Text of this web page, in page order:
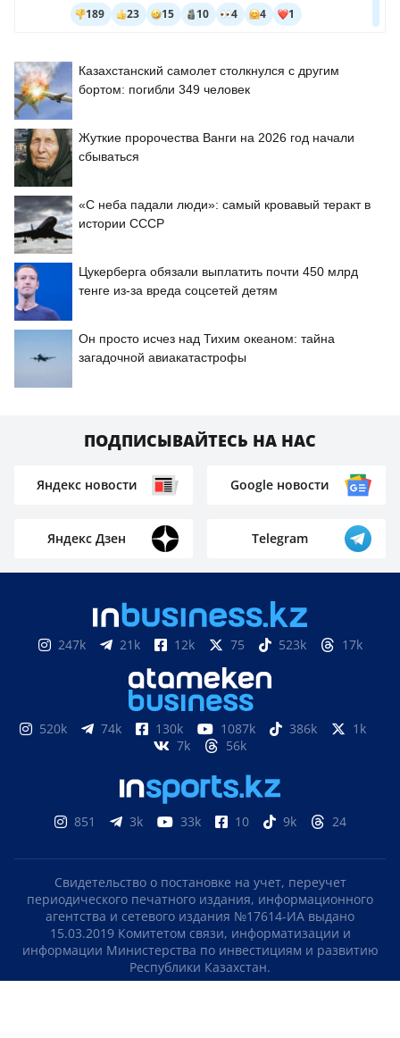
Казахстанский самолет столкнулся с другим
бортом: погибли 349 человек
Жуткие пророчества Ванги на 2026 год начали
сбываться
«С неба падали люди»: самый кровавый теракт в
истории СССР
Цукерберга обязали выплатить почти 450 млрд
тенге из-за вреда соцсетей детям
Он просто исчез над Тихим океаном: тайна
загадочной авиакатастрофы
ПОДПИСЫВАЙТЕСЬ НА НАС
Яндекс новости Google новости
Яндекс Дзен Telegram
247k 21k 12k 75 523k 17k
520k 74k 130k 1087k 386k
1k
7k
56k
851 3k 33k 10 9k 24
Свидетельство о постановке на учет, переучет
периодического печатного издания, информационного
агентства и сетевого издания №17614-ИА выдано
15.03.2019 Комитетом связи, информатизации и
информации Министерства по инвестициям и развитию
Республики Казахстан.